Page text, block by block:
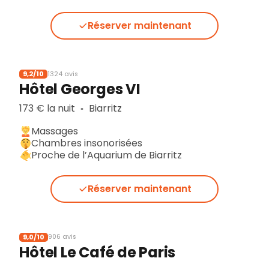
Réserver maintenant
9,2/10 1324 avis
Hôtel Georges VI
173 € la nuit ▪︎ Biarritz
Massages
Chambres insonorisées
Proche de l’Aquarium de Biarritz
Réserver maintenant
9,0/10 906 avis
Hôtel Le Café de Paris